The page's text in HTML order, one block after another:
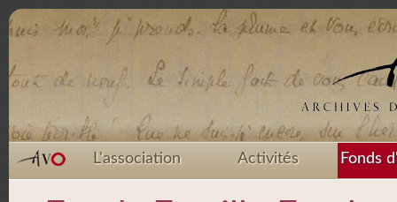
L'association Activités Fonds